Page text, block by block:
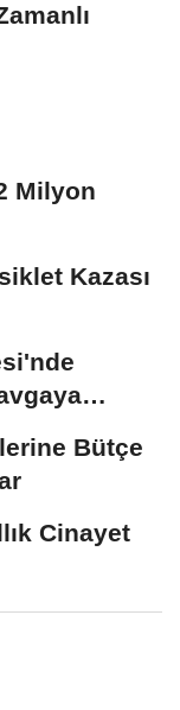
Milyon
Kazası
Bütçe
Cinayet